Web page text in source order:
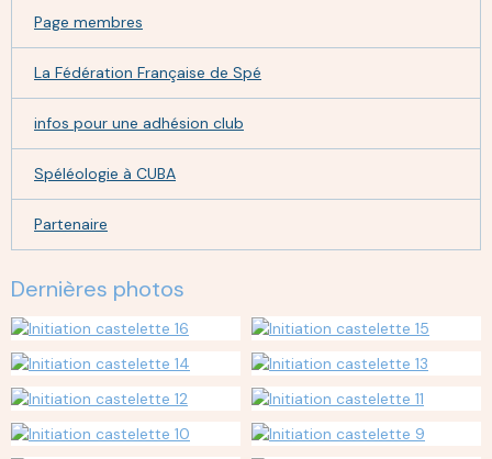
Page membres
La Fédération Française de Spé
infos pour une adhésion club
Spéléologie à CUBA
Partenaire
Dernières photos